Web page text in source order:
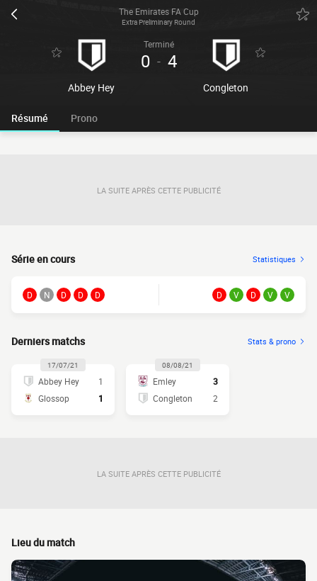
The Emirates FA Cup
Extra Preliminary Round
Abbey Hey
Terminé
0 - 4
Congleton
Résumé Prono
LA SUITE APRÈS CETTE PUBLICITÉ
Série en cours Statistiques
D N D D D D V D V V
Derniers matchs Stats & prono
17/07/21
Abbey Hey
1
Glossop
1
08/08/21
Emley
3
Congleton
2
LA SUITE APRÈS CETTE PUBLICITÉ
Lieu du match